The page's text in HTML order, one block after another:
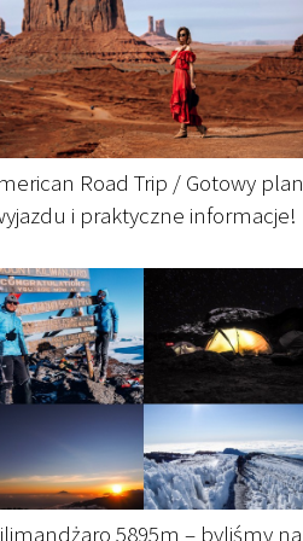
Road Trip / Gotowy plan
i praktyczne informacje!
5895m – byliśmy na